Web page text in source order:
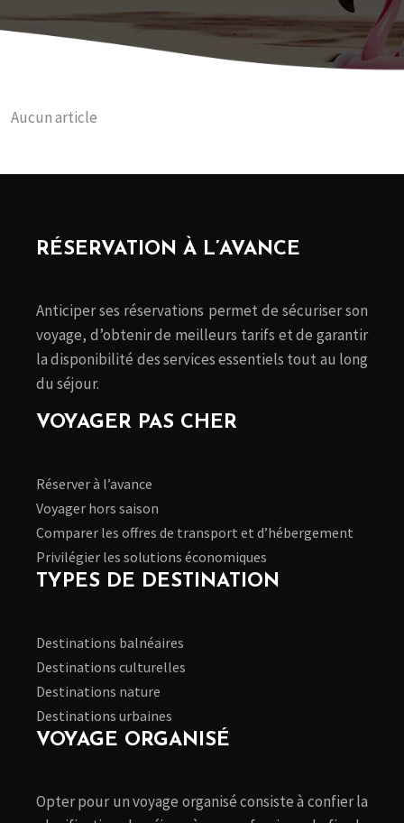
Aucun article
RÉSERVATION À L’AVANCE
Anticiper ses réservations permet de sécuriser son
voyage, d’obtenir de meilleurs tarifs et de garantir
la disponibilité des services essentiels tout au long
du séjour.
VOYAGER PAS CHER
Réserver à l’avance
Voyager hors saison
Comparer les offres de transport et d’hébergement
Privilégier les solutions économiques
TYPES DE DESTINATION
Destinations balnéaires
Destinations culturelles
Destinations nature
Destinations urbaines
VOYAGE ORGANISÉ
Opter pour un voyage organisé consiste à confier la